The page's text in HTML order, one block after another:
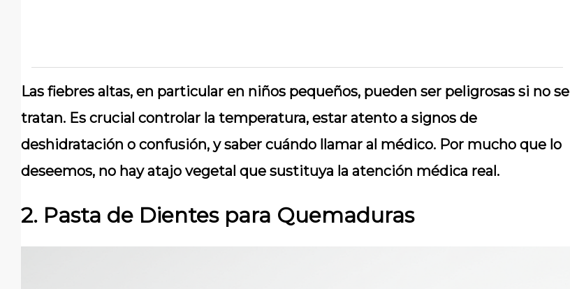
Las fiebres altas, en particular en niños pequeños, pueden ser peligrosas si no se
tratan. Es crucial controlar la temperatura, estar atento a signos de
deshidratación o confusión, y saber cuándo llamar al médico. Por mucho que lo
deseemos, no hay atajo vegetal que sustituya la atención médica real.
2. Pasta de Dientes para Quemaduras